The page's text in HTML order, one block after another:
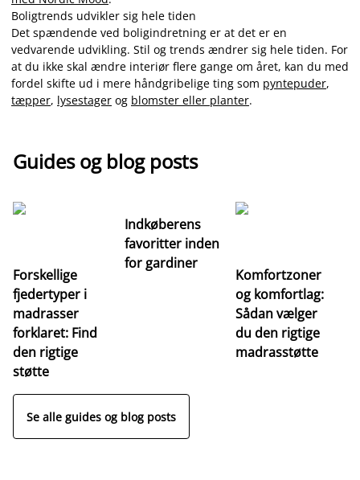
Boligtrends udvikler sig hele tiden
Det spændende ved boligindretning er at det er en
vedvarende udvikling. Stil og trends ændrer sig hele tiden. For
at du ikke skal ændre interiør flere gange om året, kan du med
fordel skifte ud i mere håndgribelige ting som pyntepuder,
tæpper, lysestager og blomster eller planter.
Guides og blog posts
Forskellige
fjedertyper i
madrasser
forklaret: Find
den rigtige
støtte
Indkøberens
favoritter inden
for gardiner
Komfortzoner
og komfortlag:
Sådan vælger
du den rigtige
madrasstøtte
Se alle guides og blog posts